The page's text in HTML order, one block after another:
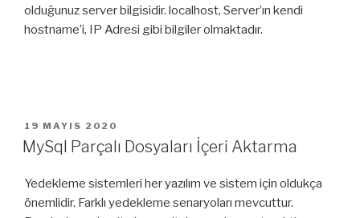
olduğunuz server bilgisidir. localhost, Server’ın kendi
hostname’i, IP Adresi gibi bilgiler olmaktadır.
YAYIM
TARIHI
19 MAYIS 2020
MySql Parçalı Dosyaları İçeri Aktarma
Yedekleme sistemleri her yazılım ve sistem için oldukça
önemlidir. Farklı yedekleme senaryoları mevcuttur.